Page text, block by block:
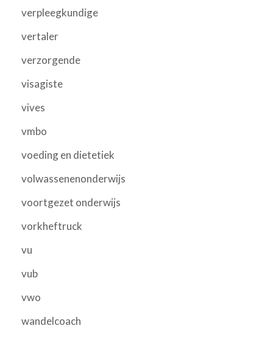
verpleegkundige
vertaler
verzorgende
visagiste
vives
vmbo
voeding en dietetiek
volwassenenonderwijs
voortgezet onderwijs
vorkheftruck
vu
vub
vwo
wandelcoach